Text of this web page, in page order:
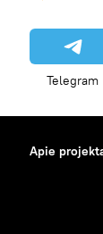
Telegram
Apie